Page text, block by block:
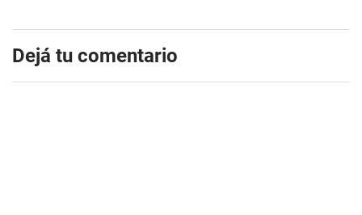
Dejá tu comentario